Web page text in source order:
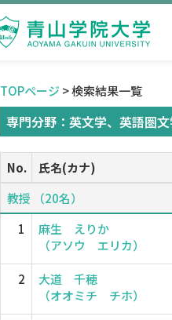
TOPページ > 検索結果一覧
専門分野：英文学、英語圏
No. 氏名(カナ)
教授 （20名）
1
麻生 えりか
（アソウ エリカ）
2
大道 千穂
（オオミチ チホ）